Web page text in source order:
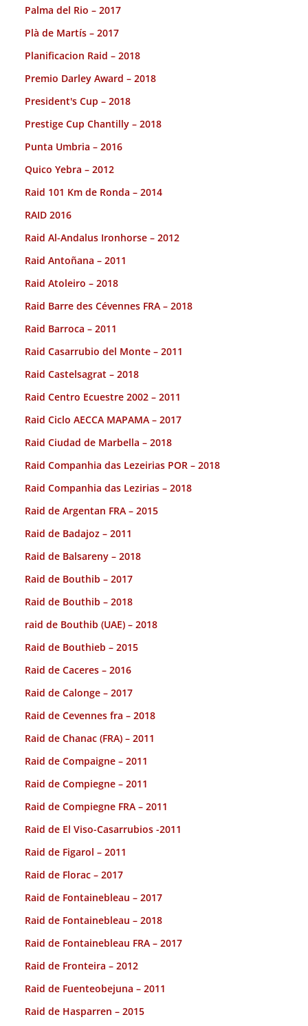
Palma del Rio – 2017
Plà de Martís – 2017
Planificacion Raid – 2018
Premio Darley Award – 2018
President's Cup – 2018
Prestige Cup Chantilly – 2018
Punta Umbria – 2016
Quico Yebra – 2012
Raid 101 Km de Ronda – 2014
RAID 2016
Raid Al-Andalus Ironhorse – 2012
Raid Antoñana – 2011
Raid Atoleiro – 2018
Raid Barre des Cévennes FRA – 2018
Raid Barroca – 2011
Raid Casarrubio del Monte – 2011
Raid Castelsagrat – 2018
Raid Centro Ecuestre 2002 – 2011
Raid Ciclo AECCA MAPAMA – 2017
Raid Ciudad de Marbella – 2018
Raid Companhia das Lezeirias POR – 2018
Raid Companhia das Lezirias – 2018
Raid de Argentan FRA – 2015
Raid de Badajoz – 2011
Raid de Balsareny – 2018
Raid de Bouthib – 2017
Raid de Bouthib – 2018
raid de Bouthib (UAE) – 2018
Raid de Bouthieb – 2015
Raid de Caceres – 2016
Raid de Calonge – 2017
Raid de Cevennes fra – 2018
Raid de Chanac (FRA) – 2011
Raid de Compaigne – 2011
Raid de Compiegne – 2011
Raid de Compiegne FRA – 2011
Raid de El Viso-Casarrubios -2011
Raid de Figarol – 2011
Raid de Florac – 2017
Raid de Fontainebleau – 2017
Raid de Fontainebleau – 2018
Raid de Fontainebleau FRA – 2017
Raid de Fronteira – 2012
Raid de Fuenteobejuna – 2011
Raid de Hasparren – 2015